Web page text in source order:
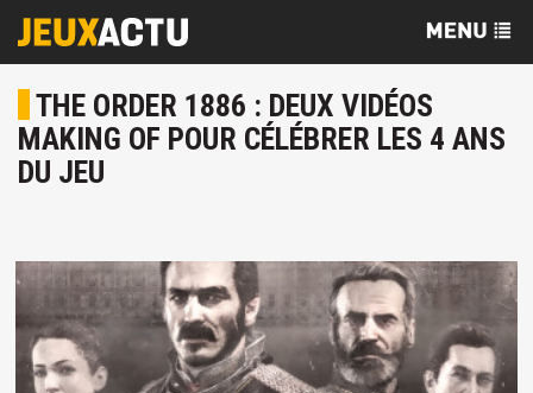
THE ORDER 1886 : DEUX VIDÉOS
MAKING OF POUR CÉLÉBRER LES 4 ANS
DU JEU